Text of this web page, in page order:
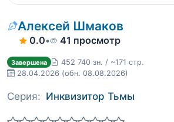
Алексей Шмаков
0.0• 41 просмотр
Завершена
452 740 зн. / ~171 стр.
28.04.2026 (обн. 08.08.2026)
Серия: Инквизитор Тьмы